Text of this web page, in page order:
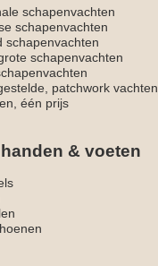
schapenvachten
schapenvachten
schapenvachten
schapenvachten
patchwork vachten
één prijs
& voeten